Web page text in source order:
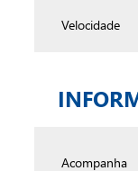
Velocidade
Acompanha